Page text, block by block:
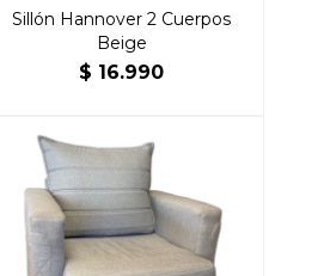
Sillón Hannover 2 Cuerpos
Beige
$ 16.990